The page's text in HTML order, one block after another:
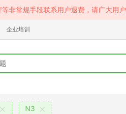
非常规手段联系用户退费，请广大用
企业培训
N3